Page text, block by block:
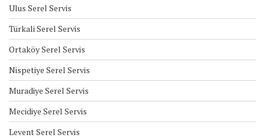
Ulus Serel Servis
Türkali Serel Servis
Ortaköy Serel Servis
Nispetiye Serel Servis
Muradiye Serel Servis
Mecidiye Serel Servis
Levent Serel Servis